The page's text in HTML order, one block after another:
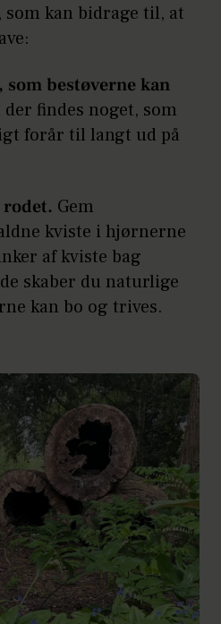
som kan bidrage til, at
bestøverne kan
findes noget, som
forår til langt ud på
Gem
kviste i hjørnerne
af kviste bag
skaber du naturlige
kan bo og trives.